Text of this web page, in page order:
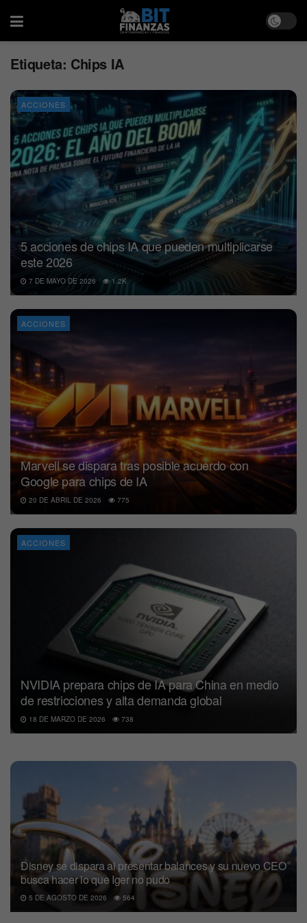
Etiqueta: Chips IA
ACCIONES
5 acciones de chips IA que pueden multiplicarse
este 2026
7 DE MAYO DE 2026 1.2K
ACCIONES
Marvell se dispara tras posible acuerdo con
Google para chips de IA
20 DE ABRIL DE 2026 775
ACCIONES
NVIDIA prepara chips de IA para China en medio
de restricciones y alta demanda global
18 DE MARZO DE 2026 738
Disney se dispara al presentar balances y su nuevo CEO
busca hacer lo que Iger no pudo
5 DE AGOSTO DE 2026 564